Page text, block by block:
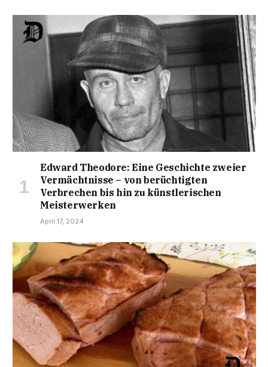
Edward Theodore: Eine Geschichte zweier
Vermächtnisse – von berüchtigten
Verbrechen bis hin zu künstlerischen
Meisterwerken
April 17, 2024